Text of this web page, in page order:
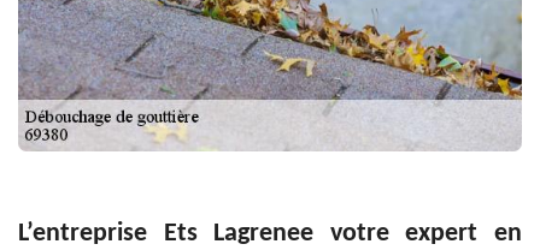
L’entreprise Ets Lagrenee votre expert en